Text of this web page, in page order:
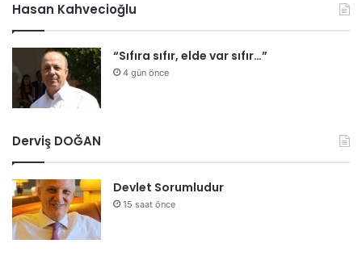
Hasan Kahvecioğlu
“Sıfıra sıfır, elde var sıfır…”
4 gün önce
Derviş DOĞAN
Devlet Sorumludur
15 saat önce